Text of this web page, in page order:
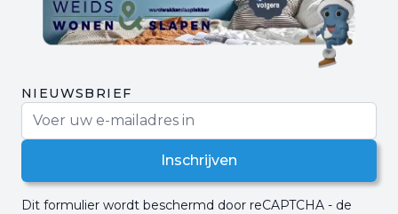
NIEUWSBRIEF
Inschrijven
Dit formulier wordt beschermd door reCAPTCHA - de